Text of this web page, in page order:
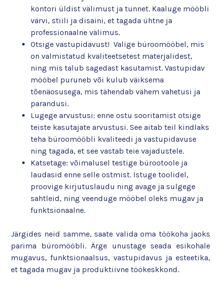
kontori üldist välimust ja tunnet. Kaaluge mööbli
värvi, stiili ja disaini, et tagada ühtne ja
professionaalne välimus.
Otsige vastupidavust! Valige büroomööbel, mis
on valmistatud kvaliteetsetest materjalidest,
ning mis talub sagedast kasutamist. Vastupidav
mööbel puruneb või kulub väiksema
tõenäosusega, mis tähendab vähem vahetusi ja
parandusi.
Lugege arvustusi: enne ostu sooritamist otsige
teiste kasutajate arvustusi. See aitab teil kindlaks
teha büroomööbli kvaliteedi ja vastupidavuse
ning tagada, et see vastab teie vajadustele.
Katsetage: võimalusel testige bürootoole ja
laudasid enne selle ostmist. Istuge toolidel,
proovige kirjutuslaudu ning avage ja sulgege
sahtleid, ning veenduge mööbel oleks mugav ja
funktsionaalne.
Järgides neid samme, saate valida oma töökoha jaoks
parima büromööbli. Ärge unustage seada esikohale
mugavus, funktsionaalsus, vastupidavus ja esteetika,
et tagada mugav ja produktiivne töökeskkond.